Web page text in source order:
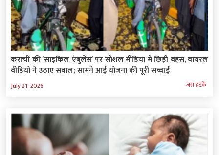
कराची की ‘साइकिल एंबुलेंस’ पर सोशल मीडिया में छिड़ी बहस, वायरल
वीडियो ने उठाए सवाल; सामने आई योजना की पूरी सच्चाई
July 21, 2026 ज़रा हटके